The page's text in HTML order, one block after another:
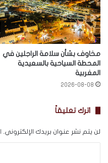
مخاوف بشأن سلامة الراجلين في
المحطة السياحية بالسعيدية
المغربية
2026-08-08
اترك تعليقاً
لن يتم نشر عنوان بريدك الإلكتروني.